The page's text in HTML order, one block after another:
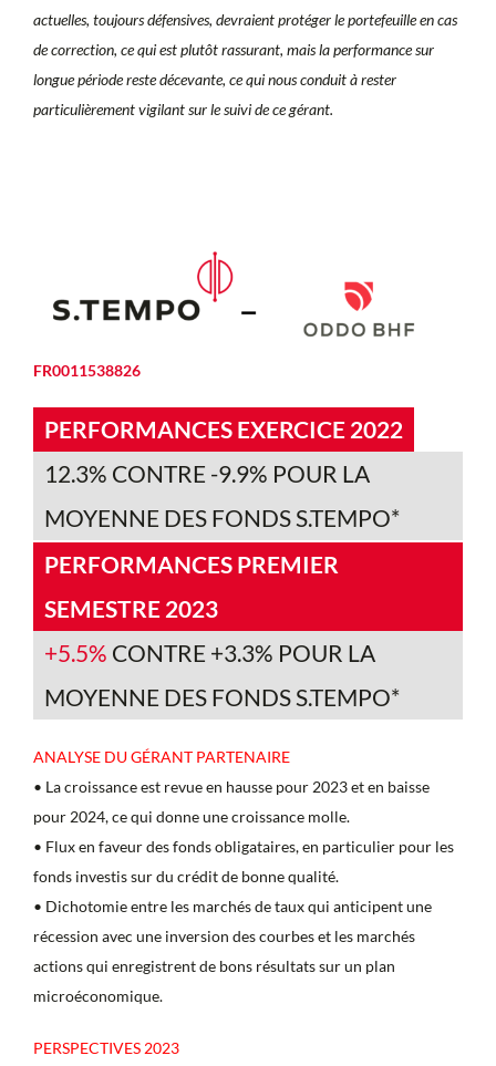
actuelles, toujours défensives, devraient protéger le portefeuille en cas
de correction, ce qui est plutôt rassurant, mais la performance sur
longue période reste décevante, ce qui nous conduit à rester
particulièrement vigilant sur le suivi de ce gérant.
FR0011538826
PERFORMANCES EXERCICE 2022
12.3% CONTRE -9.9% POUR LA
MOYENNE DES FONDS S.TEMPO*
PERFORMANCES PREMIER
SEMESTRE 2023
+5.5% CONTRE +3.3% POUR LA
MOYENNE DES FONDS S.TEMPO*
ANALYSE DU GÉRANT PARTENAIRE
• La croissance est revue en hausse pour 2023 et en baisse
pour 2024, ce qui donne une croissance molle.
• Flux en faveur des fonds obligataires, en particulier pour les
fonds investis sur du crédit de bonne qualité.
• Dichotomie entre les marchés de taux qui anticipent une
récession avec une inversion des courbes et les marchés
actions qui enregistrent de bons résultats sur un plan
microéconomique.
PERSPECTIVES 2023